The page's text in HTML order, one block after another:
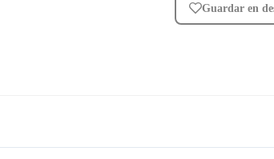
Guardar en